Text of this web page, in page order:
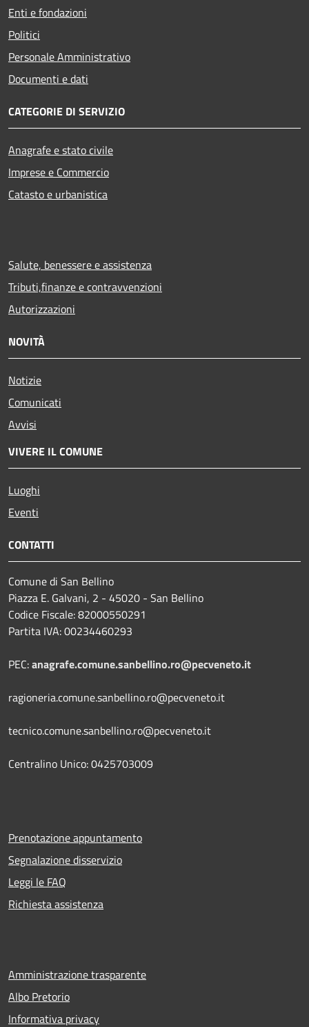
Enti e fondazioni
Politici
Personale Amministrativo
Documenti e dati
CATEGORIE DI SERVIZIO
Anagrafe e stato civile
Imprese e Commercio
Catasto e urbanistica
Salute, benessere e assistenza
Tributi,finanze e contravvenzioni
Autorizzazioni
NOVITÀ
Notizie
Comunicati
Avvisi
VIVERE IL COMUNE
Luoghi
Eventi
CONTATTI
Comune di San Bellino
Piazza E. Galvani, 2 - 45020 - San Bellino
Codice Fiscale: 82000550291
Partita IVA: 00234460293
PEC:anagrafe.comune.sanbellino.ro@pecveneto.it
ragioneria.comune.sanbellino.ro@pecveneto.it
tecnico.comune.sanbellino.ro@pecveneto.it
Centralino Unico: 0425703009
Prenotazione appuntamento
Segnalazione disservizio
Leggi le FAQ
Richiesta assistenza
Amministrazione trasparente
Albo Pretorio
Informativa privacy